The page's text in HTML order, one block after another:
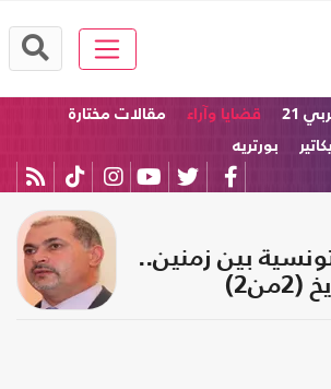
21 قضايا وآراء
مقالات مختارة
بورتريه
بين زمنين..